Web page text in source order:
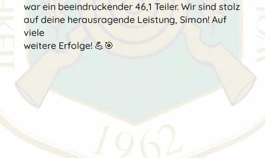
war ein beeindruckender 46,1 Teiler. Wir sind stolz
auf deine herausragende Leistung, Simon! Auf
viele
weitere Erfolge! 💪🎯